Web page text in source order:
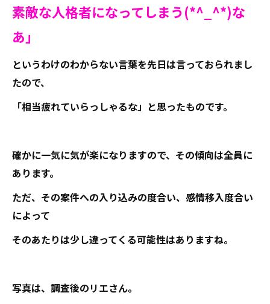
素敵な人格者になってしまう(*^_^*)な
あ」
というわけのわからない言葉を先日は言っておられまし
たので、
「相当疲れていらっしゃるな」と思ったものです。
確かに一気に気が楽になりますので、その傾向は全員に
あります。
ただ、その案件への入り込みの度合い、感情移入度合い
によって
そのあたりは少し違ってくる可能性はありますね。
写真は、調査後のリエさん。